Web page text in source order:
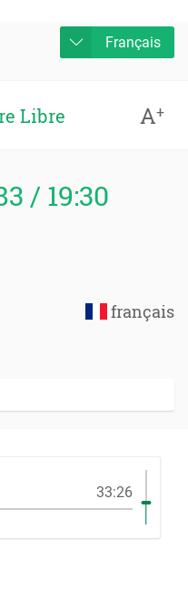
Français
Libre A+
/ 19:30
français
33:26